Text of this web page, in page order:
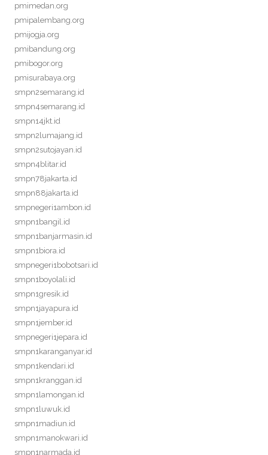
pmimedan.org
pmipalembang.org
pmijogja.org
pmibandung.org
pmibogor.org
pmisurabaya.org
smpn2semarang.id
smpn4semarang.id
smpn14jkt.id
smpn2lumajang.id
smpn2sutojayan.id
smpn4blitar.id
smpn78jakarta.id
smpn88jakarta.id
smpnegeri1ambon.id
smpn1bangil.id
smpn1banjarmasin.id
smpn1biora.id
smpnegeri1bobotsari.id
smpn1boyolali.id
smpn1gresik.id
smpn1jayapura.id
smpn1jember.id
smpnegeri1jepara.id
smpn1karanganyar.id
smpn1kendari.id
smpn1kranggan.id
smpn1lamongan.id
smpn1luwuk.id
smpn1madiun.id
smpn1manokwari.id
smpn1narmada.id